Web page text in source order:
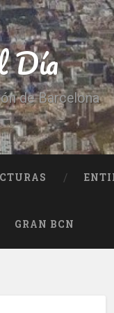
Día
de Barcelona
GRAN BCN